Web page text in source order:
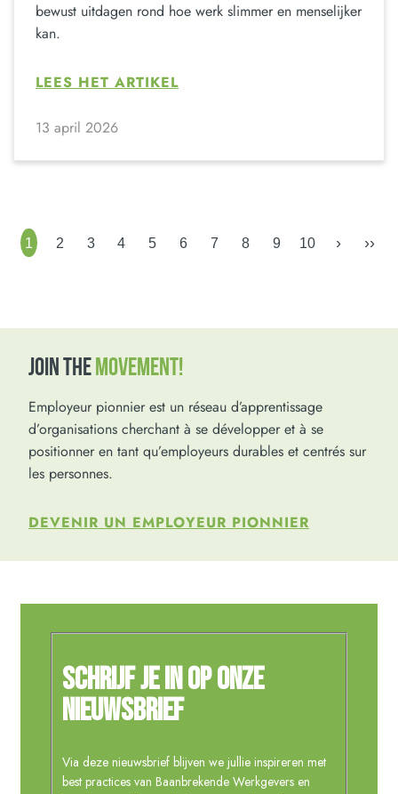
bewust uitdagen rond hoe werk slimmer en menselijker
kan.
LEES HET ARTIKEL
13 april 2026
1 2 3 4 5 6 7 8 9 10 › ››
JOIN THEMOVEMENT!
Employeur pionnier est un réseau d’apprentissage
d’organisations cherchant à se développer et à se
positionner en tant qu’employeurs durables et centrés sur
les personnes.
DEVENIR UN EMPLOYEUR PIONNIER